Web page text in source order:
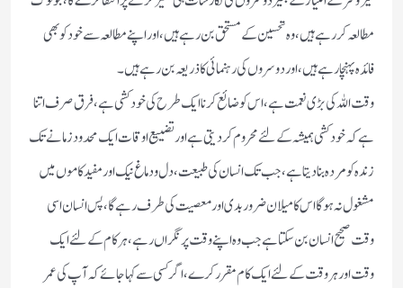
مطالعہ کر رہے ہیں ،وہ تحسین کے مستحق بن رہے ہیں ،اور اپنے مطالعہ سے خود کو بھی
فائدہ پہنچا رہے ہیں، اور دوسروں کی رہنمائی کا ذریعہ بن رہے ہیں۔
وقت اللہ کی بڑی نعمت ہے، اس کو ضائع کرنا ایک طرح کی خودکشی ہے، فرق صرف اتنا
ہے کہ خودکشی ہمیشہ کےلئے محروم کردیتی ہے اور تضییع اوقات ایک محدود زمانے تک
زندہ کو مردہ بنادیتا ہے،جب تک انسان کی طبیعت، دل ودماغ نیک اور مفید کاموں میں
مشغول نہ ہوگا اس کا میلان ضرور بدی اور معصیت کی طرف رہے گا، پس انسان اسی
وقت صحیح انسان بن سکتا ہے جب وہ اپنے وقت پر نگراں رہے، ہر کام کےلئے ایک
وقت اور ہر وقت کےلئے ایک کام مقرر کرے،اگر کسی سے کہا جائے کہ آپ کی عمر